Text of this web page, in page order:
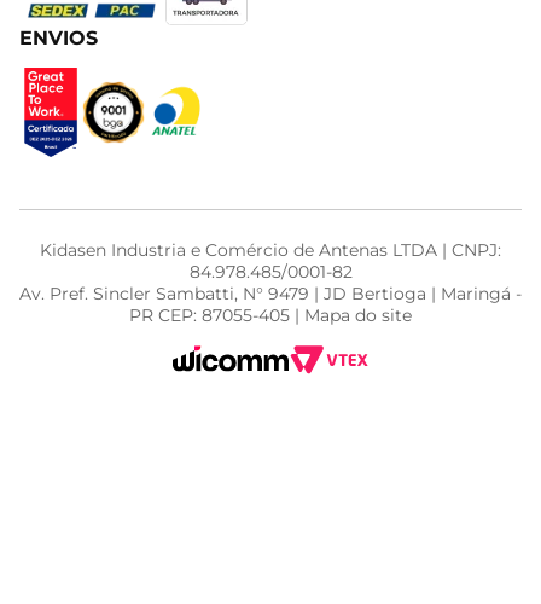
ENVIOS
Kidasen Industria e Comércio de Antenas LTDA | CNPJ:
84.978.485/0001-82
Av. Pref. Sincler Sambatti, N° 9479 | JD Bertioga | Maringá -
PR CEP: 87055-405 | Mapa do site